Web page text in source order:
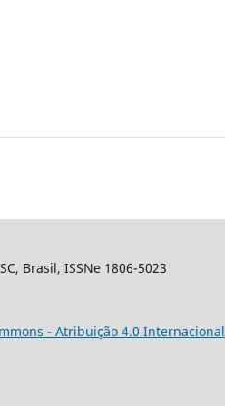
Brasil, ISSNe 1806-5023
- Atribuição 4.0 Internacional